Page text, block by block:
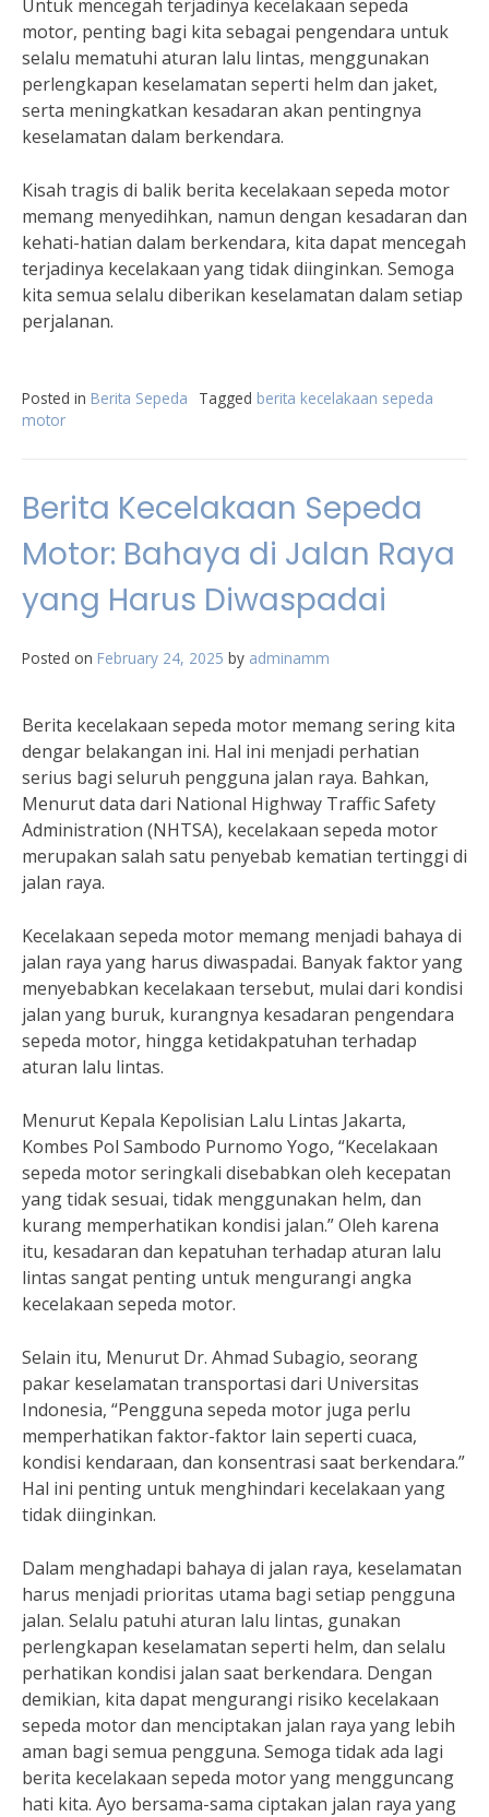
Untuk mencegah terjadinya kecelakaan sepeda
motor, penting bagi kita sebagai pengendara untuk
selalu mematuhi aturan lalu lintas, menggunakan
perlengkapan keselamatan seperti helm dan jaket,
serta meningkatkan kesadaran akan pentingnya
keselamatan dalam berkendara.
Kisah tragis di balik berita kecelakaan sepeda motor
memang menyedihkan, namun dengan kesadaran dan
kehati-hatian dalam berkendara, kita dapat mencegah
terjadinya kecelakaan yang tidak diinginkan. Semoga
kita semua selalu diberikan keselamatan dalam setiap
perjalanan.
Posted in Berita Sepeda Tagged berita kecelakaan sepeda
motor
Berita Kecelakaan Sepeda
Motor: Bahaya di Jalan Raya
yang Harus Diwaspadai
Posted on February 24, 2025 by adminamm
Berita kecelakaan sepeda motor memang sering kita
dengar belakangan ini. Hal ini menjadi perhatian
serius bagi seluruh pengguna jalan raya. Bahkan,
Menurut data dari National Highway Traffic Safety
Administration (NHTSA), kecelakaan sepeda motor
merupakan salah satu penyebab kematian tertinggi di
jalan raya.
Kecelakaan sepeda motor memang menjadi bahaya di
jalan raya yang harus diwaspadai. Banyak faktor yang
menyebabkan kecelakaan tersebut, mulai dari kondisi
jalan yang buruk, kurangnya kesadaran pengendara
sepeda motor, hingga ketidakpatuhan terhadap
aturan lalu lintas.
Menurut Kepala Kepolisian Lalu Lintas Jakarta,
Kombes Pol Sambodo Purnomo Yogo, “Kecelakaan
sepeda motor seringkali disebabkan oleh kecepatan
yang tidak sesuai, tidak menggunakan helm, dan
kurang memperhatikan kondisi jalan.” Oleh karena
itu, kesadaran dan kepatuhan terhadap aturan lalu
lintas sangat penting untuk mengurangi angka
kecelakaan sepeda motor.
Selain itu, Menurut Dr. Ahmad Subagio, seorang
pakar keselamatan transportasi dari Universitas
Indonesia, “Pengguna sepeda motor juga perlu
memperhatikan faktor-faktor lain seperti cuaca,
kondisi kendaraan, dan konsentrasi saat berkendara.”
Hal ini penting untuk menghindari kecelakaan yang
tidak diinginkan.
Dalam menghadapi bahaya di jalan raya, keselamatan
harus menjadi prioritas utama bagi setiap pengguna
jalan. Selalu patuhi aturan lalu lintas, gunakan
perlengkapan keselamatan seperti helm, dan selalu
perhatikan kondisi jalan saat berkendara. Dengan
demikian, kita dapat mengurangi risiko kecelakaan
sepeda motor dan menciptakan jalan raya yang lebih
aman bagi semua pengguna. Semoga tidak ada lagi
berita kecelakaan sepeda motor yang mengguncang
hati kita. Ayo bersama-sama ciptakan jalan raya yang